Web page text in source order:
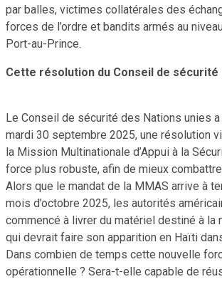
par balles, victimes collatérales des
forces de l’ordre et bandits armés au
Port-au-Prince.
Cette résolution du Conseil de sécurité
Le Conseil de sécurité des Nations unies a
mardi 30 septembre 2025, une résolution
la Mission Multinationale d’Appui à la
force plus robuste, afin de mieux
Alors que le mandat de la MMAS arrive à
mois d’octobre 2025, les autorités
commencé à livrer du matériel destiné à la
qui devrait faire son apparition en Haïti
Dans combien de temps cette nouvelle
opérationnelle ? Sera-t-elle capable de